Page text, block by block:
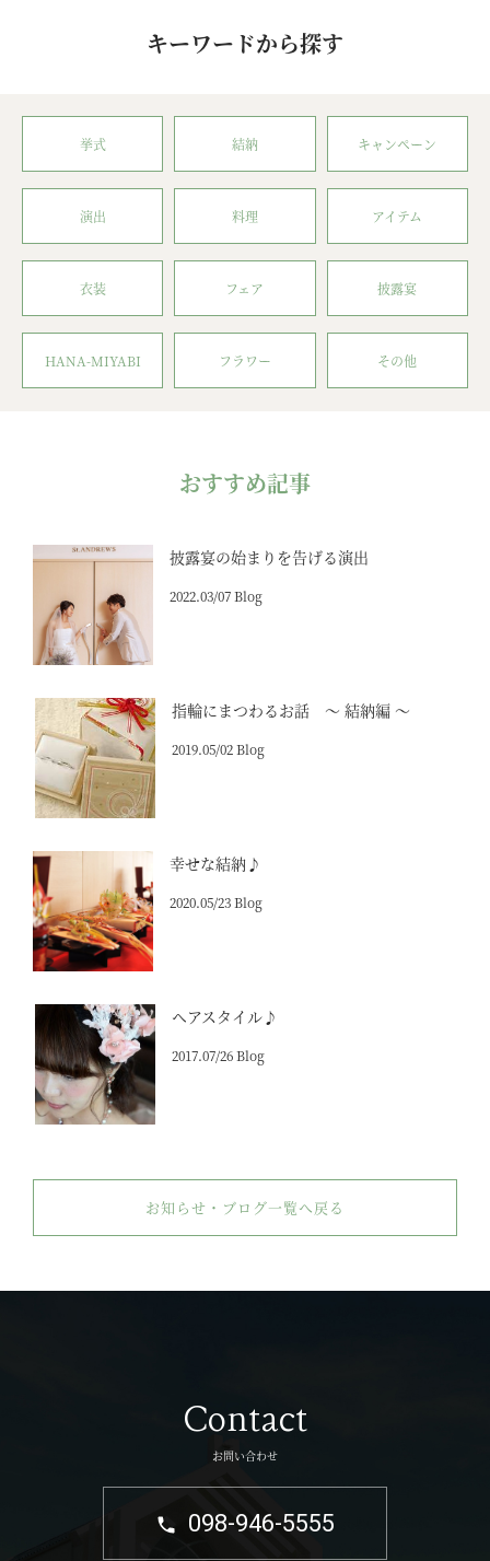
キーワードから探す
挙式 結納 キャンペーン
演出 料理 アイテム
衣装 フェア 披露宴
HANA-MIYABI フラワー その他
おすすめ記事
披露宴の始まりを告げる演出
2022.03/07 Blog
指輪にまつわるお話 ～ 結納編 ～
2019.05/02 Blog
幸せな結納♪
2020.05/23 Blog
ヘアスタイル♪
2017.07/26 Blog
お知らせ・ブログ一覧へ戻る
Contact
お問い合わせ
098-946-5555